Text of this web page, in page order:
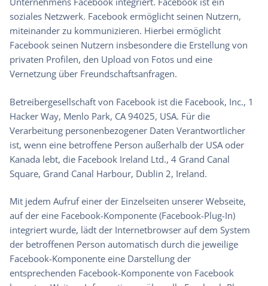
soziales Netzwerk. Facebook ermöglicht seinen Nutzern,
miteinander zu kommunizieren. Hierbei ermöglicht
Facebook seinen Nutzern insbesondere die Erstellung von
privaten Profilen, den Upload von Fotos und eine
Vernetzung über Freundschaftsanfragen.
Betreibergesellschaft von Facebook ist die Facebook, Inc., 1
Hacker Way, Menlo Park, CA 94025, USA. Für die
Verarbeitung personenbezogener Daten Verantwortlicher
ist, wenn eine betroffene Person außerhalb der USA oder
Kanada lebt, die Facebook Ireland Ltd., 4 Grand Canal
Square, Grand Canal Harbour, Dublin 2, Ireland.
Mit jedem Aufruf einer der Einzelseiten unserer Webseite,
auf der eine Facebook-Komponente (Facebook-Plug-In)
integriert wurde, lädt der Internetbrowser auf dem System
der betroffenen Person automatisch durch die jeweilige
Facebook-Komponente eine Darstellung der
entsprechenden Facebook-Komponente von Facebook